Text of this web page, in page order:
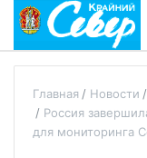
Главная Новости
Россия
для мониторинга